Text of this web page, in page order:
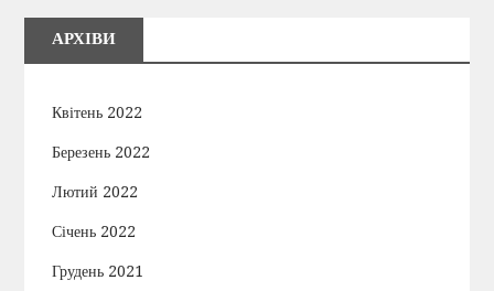
АРХІВИ
Квітень 2022
Березень 2022
Лютий 2022
Січень 2022
Грудень 2021